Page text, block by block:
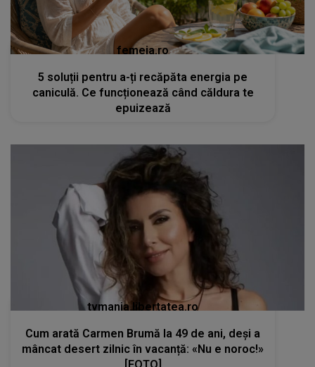
femeia.ro
5 soluții pentru a-ți recăpăta energia pe
caniculă. Ce funcționează când căldura te
epuizează
tvmania.libertatea.ro
Cum arată Carmen Brumă la 49 de ani, deși a
mâncat desert zilnic în vacanță: «Nu e noroc!»
[FOTO]